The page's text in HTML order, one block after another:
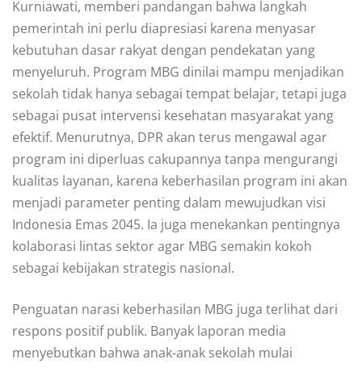
Kurniawati, memberi pandangan bahwa langkah
pemerintah ini perlu diapresiasi karena menyasar
kebutuhan dasar rakyat dengan pendekatan yang
menyeluruh. Program MBG dinilai mampu menjadikan
sekolah tidak hanya sebagai tempat belajar, tetapi juga
sebagai pusat intervensi kesehatan masyarakat yang
efektif. Menurutnya, DPR akan terus mengawal agar
program ini diperluas cakupannya tanpa mengurangi
kualitas layanan, karena keberhasilan program ini akan
menjadi parameter penting dalam mewujudkan visi
Indonesia Emas 2045. Ia juga menekankan pentingnya
kolaborasi lintas sektor agar MBG semakin kokoh
sebagai kebijakan strategis nasional.
Penguatan narasi keberhasilan MBG juga terlihat dari
respons positif publik. Banyak laporan media
menyebutkan bahwa anak-anak sekolah mulai